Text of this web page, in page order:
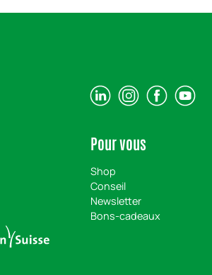
Pour vous
Shop
Conseil
Newsletter
Bons-cadeaux